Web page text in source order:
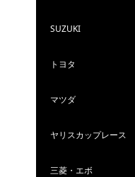
SUZUKI
トヨタ
マツダ
ヤリスカップレース
三菱・エボ